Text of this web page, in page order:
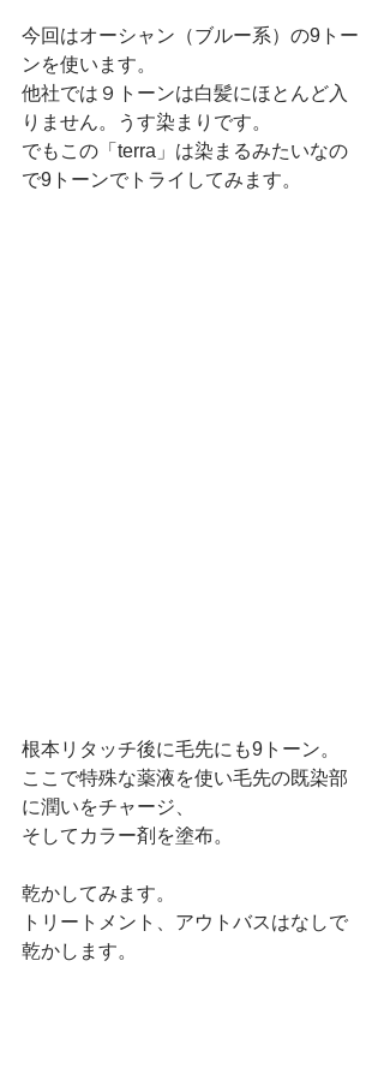
今回はオーシャン（ブルー系）の9トー
ンを使います。
他社では９トーンは白髪にほとんど入
りません。うす染まりです。
でもこの「terra」は染まるみたいなの
で9トーンでトライしてみます。
根本リタッチ後に毛先にも9トーン。
ここで特殊な薬液を使い毛先の既染部
に潤いをチャージ、
そしてカラー剤を塗布。
乾かしてみます。
トリートメント、アウトバスはなしで
乾かします。